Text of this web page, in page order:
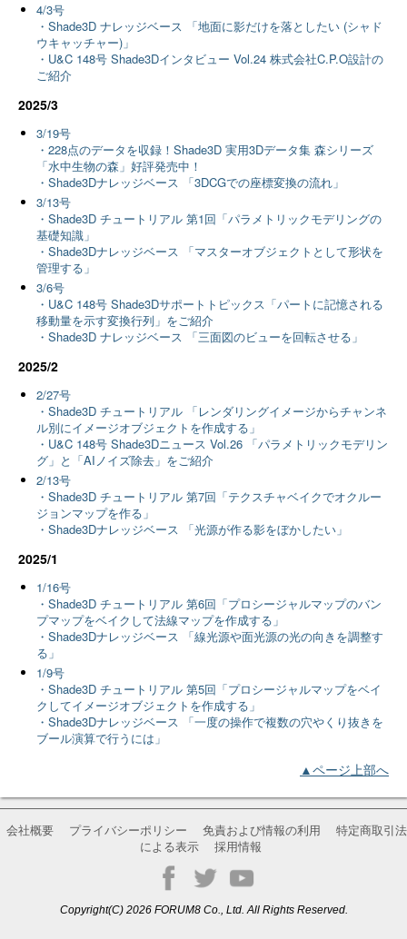
4/3号
・Shade3D ナレッジベース 「地面に影だけを落としたい (シャド
ウキャッチャー)」
・U&C 148号 Shade3Dインタビュー Vol.24 株式会社C.P.O設計の
ご紹介
2025/3
3/19号
・228点のデータを収録！Shade3D 実用3Dデータ集 森シリーズ
「水中生物の森」好評発売中！
・Shade3Dナレッジベース 「3DCGでの座標変換の流れ」
3/13号
・Shade3D チュートリアル 第1回「パラメトリックモデリングの
基礎知識」
・Shade3Dナレッジベース 「マスターオブジェクトとして形状を
管理する」
3/6号
・U&C 148号 Shade3Dサポートトピックス「パートに記憶される
移動量を示す変換行列」をご紹介
・Shade3D ナレッジベース 「三面図のビューを回転させる」
2025/2
2/27号
・Shade3D チュートリアル 「レンダリングイメージからチャンネ
ル別にイメージオブジェクトを作成する」
・U&C 148号 Shade3Dニュース Vol.26 「パラメトリックモデリン
グ」と「AIノイズ除去」をご紹介
2/13号
・Shade3D チュートリアル 第7回「テクスチャベイクでオクルー
ジョンマップを作る」
・Shade3Dナレッジベース 「光源が作る影をぼかしたい」
2025/1
1/16号
・Shade3D チュートリアル 第6回「プロシージャルマップのバン
プマップをベイクして法線マップを作成する」
・Shade3Dナレッジベース 「線光源や面光源の光の向きを調整す
る」
1/9号
・Shade3D チュートリアル 第5回「プロシージャルマップをベイ
クしてイメージオブジェクトを作成する」
・Shade3Dナレッジベース 「一度の操作で複数の穴やくり抜きを
ブール演算で行うには」
▲ページ上部へ
会社概要 プライバシーポリシー 免責および情報の利用
特定商取引法
による表示
採用情報
Copyright(C) 2026 FORUM8 Co., Ltd. All Rights Reserved.